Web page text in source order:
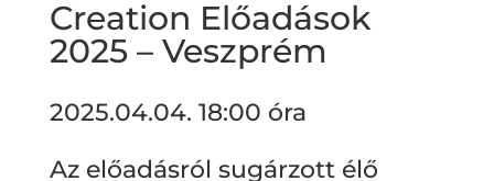
Creation Előadások
2025 – Veszprém
2025.04.04. 18:00 óra
Az előadásról sugárzott élő